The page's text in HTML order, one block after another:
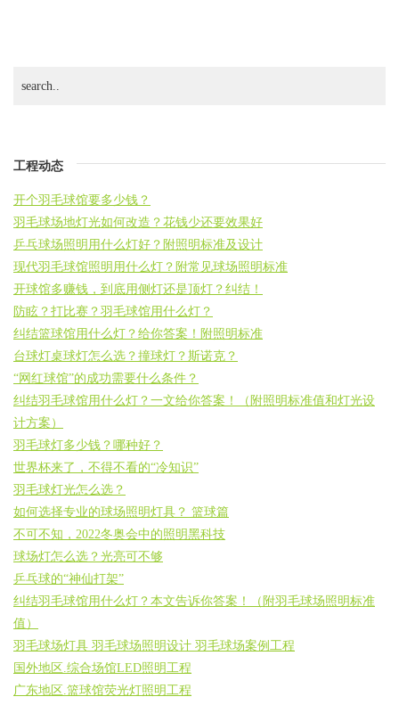
工程动态
开个羽毛球馆要多少钱？
羽毛球场地灯光如何改造？花钱少还要效果好
乒乓球场照明用什么灯好？附照明标准及设计
现代羽毛球馆照明用什么灯？附常见球场照明标准
开球馆多赚钱，到底用侧灯还是顶灯？纠结！
防眩？打比赛？羽毛球馆用什么灯？
纠结篮球馆用什么灯？给你答案！附照明标准
台球灯桌球灯怎么选？撞球灯？斯诺克？
“网红球馆”的成功需要什么条件？
纠结羽毛球馆用什么灯？一文给你答案！（附照明标准值和灯光设
计方案）
羽毛球灯多少钱？哪种好？
世界杯来了，不得不看的“冷知识”
羽毛球灯光怎么选？
如何选择专业的球场照明灯具？ 篮球篇
不可不知，2022冬奥会中的照明黑科技
球场灯怎么选？光亮可不够
乒乓球的“神仙打架”
纠结羽毛球馆用什么灯？本文告诉你答案！（附羽毛球场照明标准
值）
羽毛球场灯具 羽毛球场照明设计 羽毛球场案例工程
国外地区.综合场馆LED照明工程
广东地区.篮球馆荧光灯照明工程